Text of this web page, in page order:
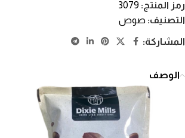
رمز المنتج: 3079
التصنيف: صوص
المشاركة:
الوصف